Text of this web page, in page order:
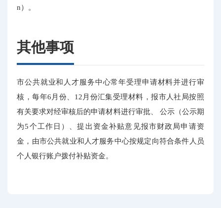
n）。
其他事项
市公共就业和人才服务中心常年受理申请材料并进行审
核，每年6月份、12月份汇集受理材料，报市人社局按照
有关要求对经审核后的申请材料进行审批、 公示（公示期
为5个工作日）、提出资金补贴意见报市财政局申请资
金，由市公共就业和人才服务中心按规定向符合条件人员
个人银行账户拨付补贴资金。